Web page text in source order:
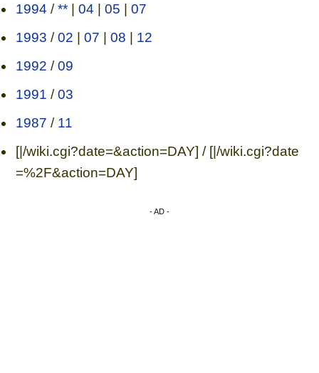
1994 /**| 04 | 05 | 07
1993 /02 | 07 | 08 | 12
1992 /09
1991 /03
1987 / 11
[|/wiki.cgi?date=&action=DAY] / [|/wiki.cgi?date
=%2F&action=DAY]
- AD -